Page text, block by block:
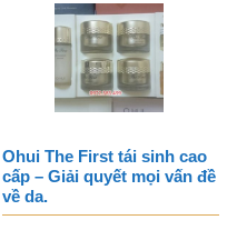
Ohui The First tái sinh cao
cấp – Giải quyết mọi vấn đề
về da.